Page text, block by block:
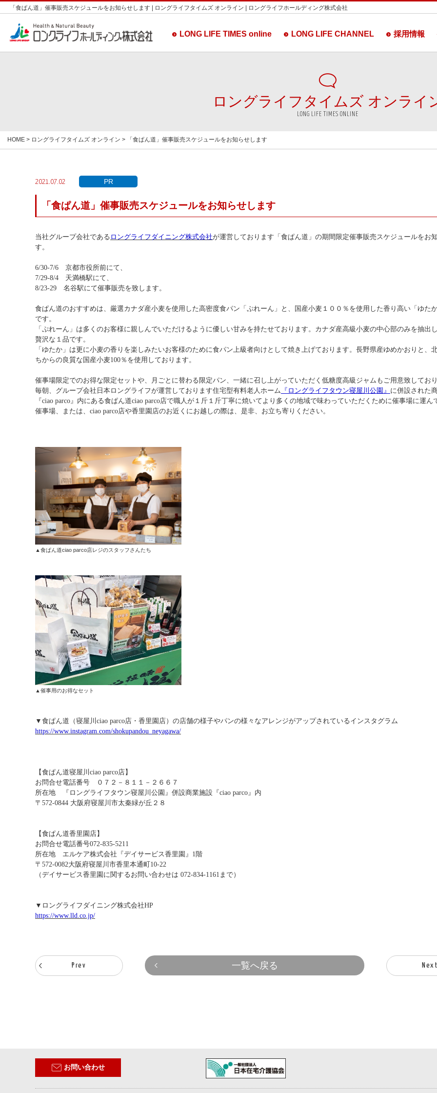
「食ぱん道」催事販売スケジュールをお知らせします | ロングライフタイムズ オンライン | ロングライフホールディング株式会社
LONG LIFE TIMES online LONG LIFE CHANNEL 採用情報
ロングライフタイムズ オンライ
LONG LIFE TIMES ONLINE
HOME > ロングライフタイムズ オンライン > 「食ぱん道」催事販売スケジュールをお知らせします
2021.07.02 PR
「食ぱん道」催事販売スケジュールをお知らせします
当社グループ会社である ロングライフダイニング株式会社が運営しております「食ぱん道」の期間限定催事販売スケジュールをお
す。
6/30-7/6 京都市役所前にて、
7/29-8/4 天満橋駅にて、
8/23-29 名谷駅にて催事販売を致します。
食ぱん道のおすすめは、厳選カナダ産小麦を使用した高密度食パン「ぷれーん」と、国産小麦１００％を使用した香り高い「ゆた
です。
「ぷれーん」は多くのお客様に親しんでいただけるように優しい甘みを持たせております。カナダ産高級小麦の中心部のみを抽出
贅沢な１品です。
「ゆたか」は更に小麦の香りを楽しみたいお客様のために食パン上級者向けとして焼き上げております。長野県産ゆめかおりと、
ちからの良質な国産小麦100％を使用しております。
催事場限定でのお得な限定セットや、月ごとに替わる限定パン、一緒に召し上がっていただく低糖度高級ジャムもご用意致しており
毎朝、グループ会社日本ロングライフが運営しております住宅型有料老人ホーム 『ロングライフタウン寝屋川公園』 に併設された
『ciao parco』 内にある食ぱん道ciao parco店で職人が１斤１斤丁寧に焼いてより多くの地域で味わっていただくために催事場に運ん
催事場、または、ciao parco店や香里園店のお近くにお越しの際は、是非、お立ち寄りください。
▲食ぱん道ciao parco店レジのスタッフさんたち
▲催事用のお得なセット
▼食ぱん道（寝屋川ciao parco店・香里園店）の店舗の様子やパンの様々なアレンジがアップされているインスタグラム
https://www.instagram.com/shokupandou_neyagawa/
【食ぱん道寝屋川ciao parco店】
お問合せ電話番号 ０７２－８１１－２６６７
所在地 『ロングライフタウン寝屋川公園』併設商業施設『ciao parco』内
〒572-0844 大阪府寝屋川市太秦緑が丘２８
【食ぱん道香里園店】
お問合せ電話番号072-835-5211
所在地 エルケア株式会社『デイサービス香里園』1階
〒572-0082大阪府寝屋川市香里本通町10-22
（デイサービス香里園に関するお問い合わせは 072-834-1161まで）
▼ロングライフダイニング株式会社HP
https://www.lld.co.jp/
Prev 一覧へ戻る Next
お問い合わせ